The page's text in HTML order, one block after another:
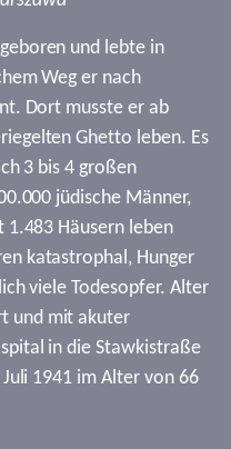
und lebte in
Weg er nach
Dort musste er ab
Ghetto leben. Es
3 bis 4 großen
jüdische Männer,
1.483 Häusern leben
katastrophal, Hunger
viele Todesopfer. Alter
und mit akuter
in die Stawkistraße
1941 im Alter von 66